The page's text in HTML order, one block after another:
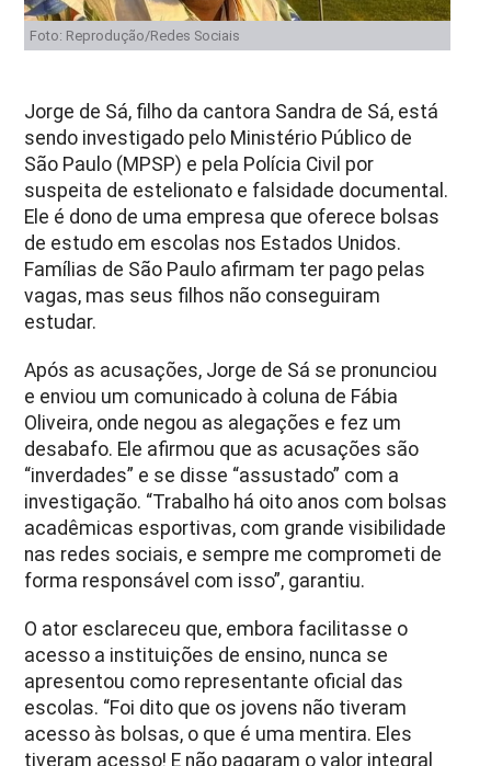
Foto: Reprodução/Redes Sociais
Jorge de Sá, filho da cantora Sandra de Sá, está
sendo investigado pelo Ministério Público de
São Paulo (MPSP) e pela Polícia Civil por
suspeita de estelionato e falsidade documental.
Ele é dono de uma empresa que oferece bolsas
de estudo em escolas nos Estados Unidos.
Famílias de São Paulo afirmam ter pago pelas
vagas, mas seus filhos não conseguiram
estudar.
Após as acusações, Jorge de Sá se pronunciou
e enviou um comunicado à coluna de Fábia
Oliveira, onde negou as alegações e fez um
desabafo. Ele afirmou que as acusações são
“inverdades” e se disse “assustado” com a
investigação. “Trabalho há oito anos com bolsas
acadêmicas esportivas, com grande visibilidade
nas redes sociais, e sempre me comprometi de
forma responsável com isso”, garantiu.
O ator esclareceu que, embora facilitasse o
acesso a instituições de ensino, nunca se
apresentou como representante oficial das
escolas. “Foi dito que os jovens não tiveram
acesso às bolsas, o que é uma mentira. Eles
tiveram acesso! E não pagaram o valor integral